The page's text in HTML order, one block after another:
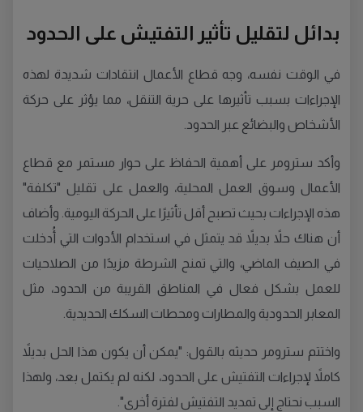
بدائل لتقليل تأثير التفتيش على الحدود
في الوقت نفسه، وجه قطاع الأعمال انتقادات شديدة لهذه
الإجراءات بسبب تأثيرها على حرية التنقل، مما يؤثر على حركة
الأشخاص والبضائع عبر الحدود.
وأكد سترومر على أهمية الحفاظ على حوار مستمر مع قطاع
الأعمال وسوق العمل المحلية، والعمل على تقليل "تكلفة"
هذه الإجراءات بحيث تصبح أقل تأثيرًا على الحركة اليومية. وأضاف
أن هناك حلاً بديلاً قد يتمثل في استخدام الأدوات التي أُدخلت
في الصيف الماضي، والتي تمنح الشرطة مزيدًا من الصلاحيات
للعمل بشكل فعال في المناطق القريبة من الحدود، مثل
المعابر الحدودية والمطارات ومحطات السكك الحديدية.
واختتم سترومر حديثه بالقول: "يمكن أن يكون هذا الحل بديلاً
كاملاً لإجراءات التفتيش على الحدود، لكنه لم يكتمل بعد، ولهذا
السبب نحتاج إلى تمديد التفتيش لفترة أخرى".